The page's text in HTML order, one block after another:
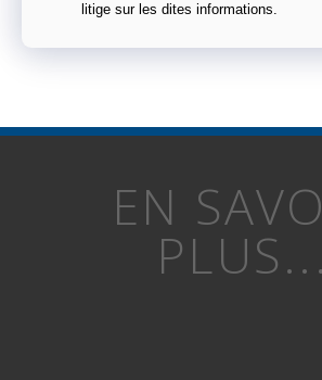
litige sur les dites informations.
EN
PLUS...